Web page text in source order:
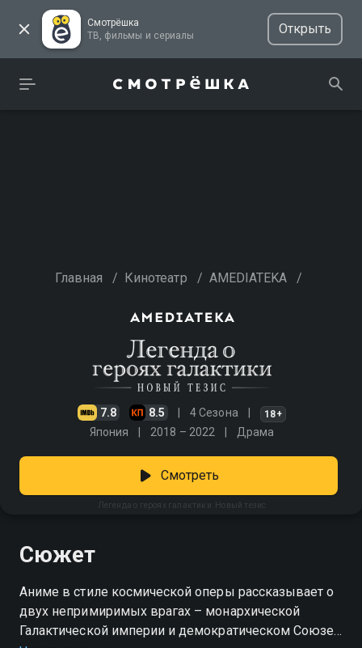
Смотрёшка
ТВ, фильмы и сериалы
Открыть
Главная / Кинотеатр / AMEDIATEKA /
7.8 8.5 4 Сезона 18+
Япония 2018 – 2022 Драма
Легенда о героях галактики: Новый тезис
Смотреть
Сюжет
Аниме в стиле космической оперы рассказывает о
двух непримиримых врагах – монархической
Галактической империи и демократическом Союзе